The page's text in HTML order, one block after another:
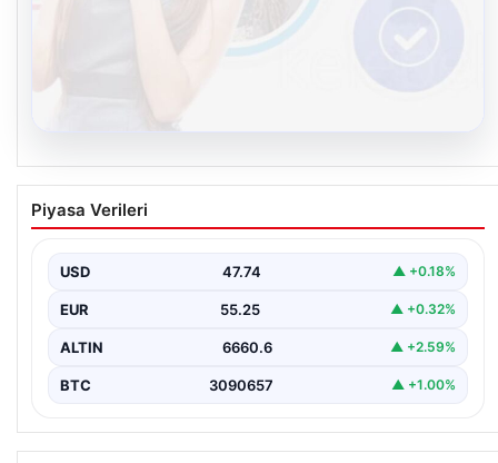
Kelebek chat adresi İle Sanal İletişimin
Seviyeli Adresi Ve Sohbet Deneyimi
kurması kritik bir değer barındırmaktadır. Güncel olarak…
Piyasa Verileri
USD 47.74 ▲ +0.18%
EUR 55.25 ▲ +0.32%
ALTIN 6660.6 ▲ +2.59%
BTC 3090657 ▲ +1.00%